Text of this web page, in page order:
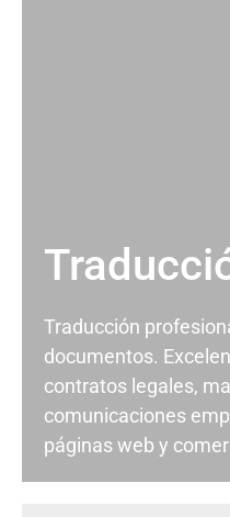
Traducción
documentos.
contratos legales,
comunicaciones
páginas web y